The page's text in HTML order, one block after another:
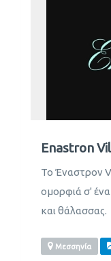
Enastron
Το Έναστρον
ομορφιά σ'
και θάλασσας.
Μεσσηνία